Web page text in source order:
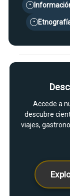
•
•
Accede a
descubre
viajes,